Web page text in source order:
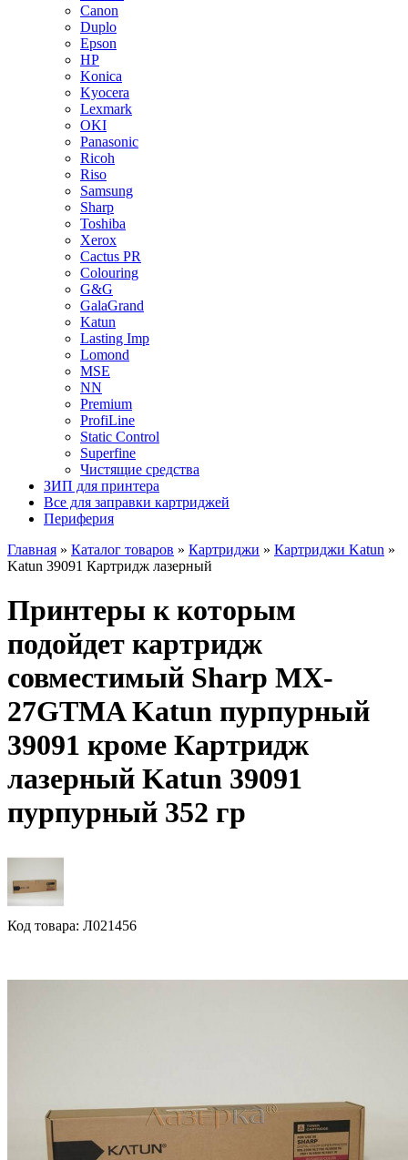
Canon
Duplo
Epson
HP
Konica
Kyocera
Lexmark
OKI
Panasonic
Ricoh
Riso
Samsung
Sharp
Toshiba
Xerox
Cactus PR
Colouring
G&G
GalaGrand
Katun
Lasting Imp
Lomond
MSE
NN
Premium
ProfiLine
Static Control
Superfine
Чистящие средства
ЗИП для принтера
Все для заправки картриджей
Периферия
Главная » Каталог товаров » Картриджи » Картриджи Katun »
Katun 39091 Картридж лазерный
Принтеры к которым
подойдет картридж
совместимый Sharp MX-
27GTMA Katun пурпурный
39091 кроме Картридж
лазерный Katun 39091
пурпурный 352 гр
Код товара: Л021456